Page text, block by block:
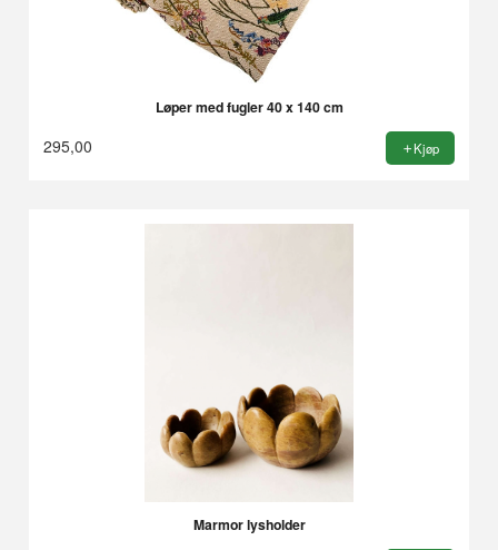
Løper med fugler 40 x 140 cm
295,00 Kjøp
Marmor lysholder